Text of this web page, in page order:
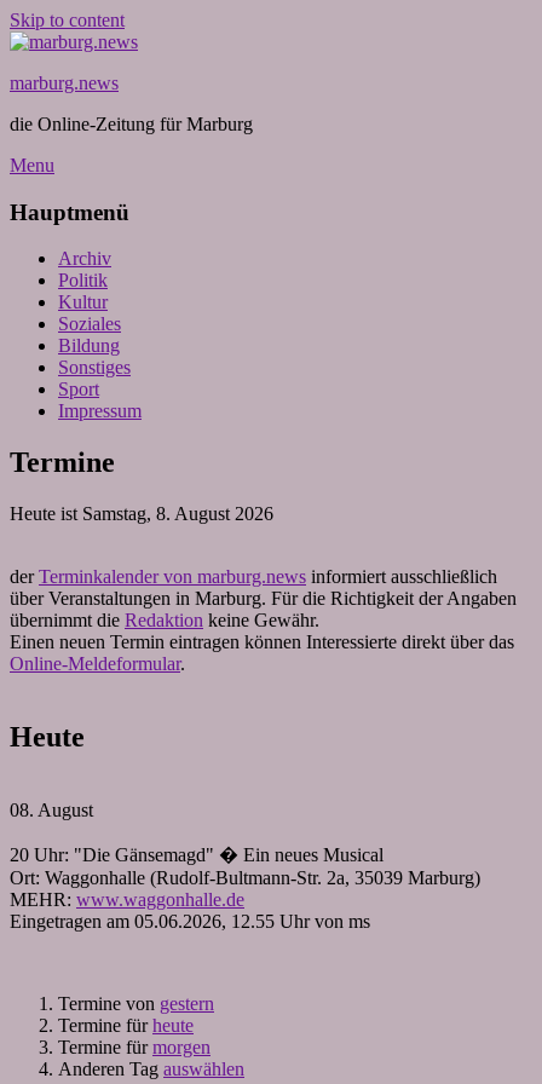
Skip to content
marburg.news
die Online-Zeitung für Marburg
Menu
Hauptmenü
Archiv
Politik
Kultur
Soziales
Bildung
Sonstiges
Sport
Impressum
Termine
Heute ist Samstag, 8. August 2026
derTerminkalender von marburg.news informiert ausschließlich
über Veranstaltungen in Marburg. Für die Richtigkeit der Angaben
übernimmt die Redaktion keine Gewähr.
Einen neuen Termin eintragen können Interessierte direkt über das
Online-Meldeformular.
Heute
08. August
20 Uhr: "Die Gänsemagd" � Ein neues Musical
Ort: Waggonhalle (Rudolf-Bultmann-Str. 2a, 35039 Marburg)
MEHR: www.waggonhalle.de
Eingetragen am 05.06.2026, 12.55 Uhr von ms
Termine von gestern
Termine fürheute
Termine fürmorgen
Anderen Tag auswählen